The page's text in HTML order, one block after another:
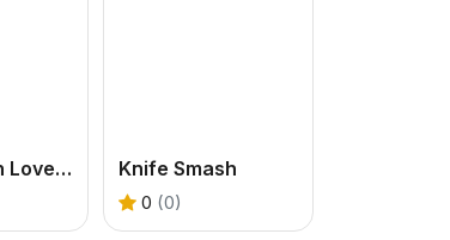
Brain Out in LoveStory Knife Smash
0 (0)